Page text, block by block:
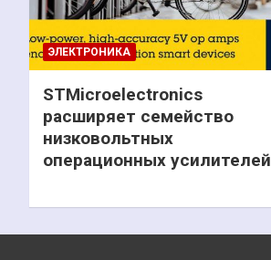
ЭЛЕКТРОНИКА
STMicroelectronics
расширяет семейство
низковольтных
операционных усилителей